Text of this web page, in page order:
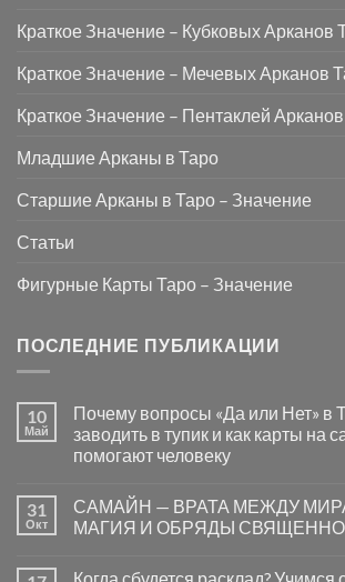
Краткое Значение – Кубковых Арканов
Краткое Значение – Мечевых Арканов
Краткое Значение – Пентаклей
Младшие Арканы в Таро
Старшие Арканы в Таро – Значение
Статьи
Фигурные Карты Таро – Значение
ПОСЛЕДНИЕ ПУБЛИКАЦИИ
10
Май
Почему вопросы «Да или Нет» в
заводить в тупик и как карты на
помогают человеку
записи
Почему
вопросы
Нет»
31
Окт
САМАЙН — ВРАТА МЕЖДУ
МАГИЯ И ОБРЯДЫ
записи